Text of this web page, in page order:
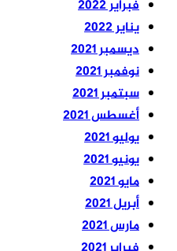
فبراير 2022
يناير 2022
ديسمبر 2021
نوفمبر 2021
سبتمبر 2021
أغسطس 2021
يوليو 2021
يونيو 2021
مايو 2021
أبريل 2021
مارس 2021